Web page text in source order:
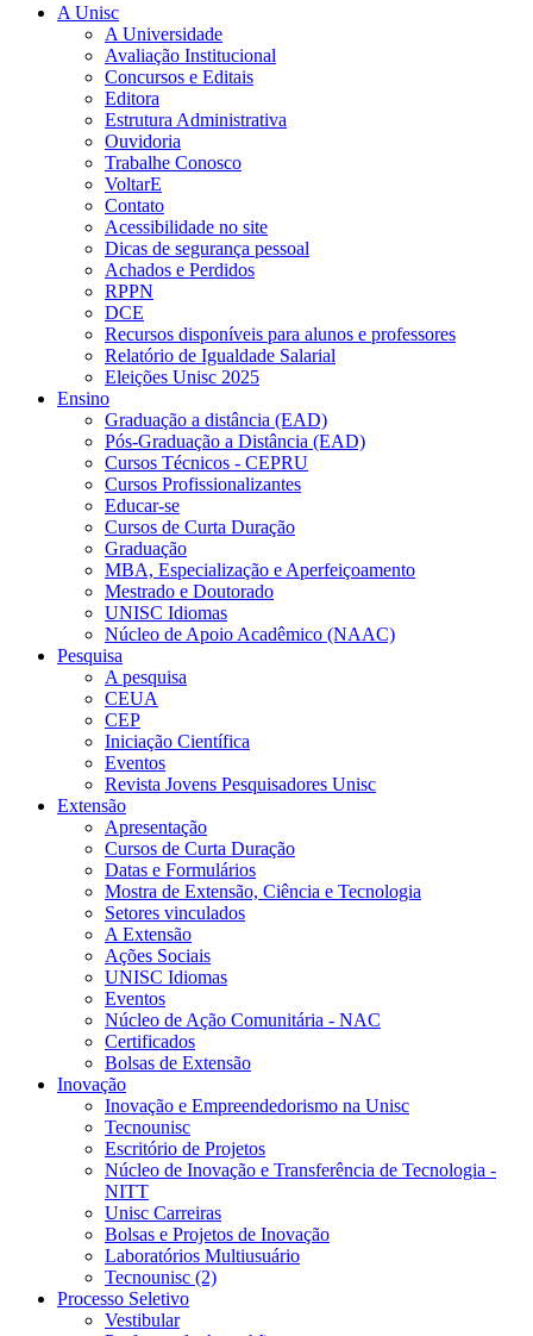
A Unisc
A Universidade
Avaliação Institucional
Concursos e Editais
Editora
Estrutura Administrativa
Ouvidoria
Trabalhe Conosco
VoltarE
Contato
Acessibilidade no site
Dicas de segurança pessoal
Achados e Perdidos
RPPN
DCE
Recursos disponíveis para alunos e professores
Relatório de Igualdade Salarial
Eleições Unisc 2025
Ensino
Graduação a distância (EAD)
Pós-Graduação a Distância (EAD)
Cursos Técnicos - CEPRU
Cursos Profissionalizantes
Educar-se
Cursos de Curta Duração
Graduação
MBA, Especialização e Aperfeiçoamento
Mestrado e Doutorado
UNISC Idiomas
Núcleo de Apoio Acadêmico (NAAC)
Pesquisa
A pesquisa
CEUA
CEP
Iniciação Científica
Eventos
Revista Jovens Pesquisadores Unisc
Extensão
Apresentação
Cursos de Curta Duração
Datas e Formulários
Mostra de Extensão, Ciência e Tecnologia
Setores vinculados
A Extensão
Ações Sociais
UNISC Idiomas
Eventos
Núcleo de Ação Comunitária - NAC
Certificados
Bolsas de Extensão
Inovação
Inovação e Empreendedorismo na Unisc
Tecnounisc
Escritório de Projetos
Núcleo de Inovação e Transferência de Tecnologia -
NITT
Unisc Carreiras
Bolsas e Projetos de Inovação
Laboratórios Multiusuário
Tecnounisc (2)
Processo Seletivo
Vestibular